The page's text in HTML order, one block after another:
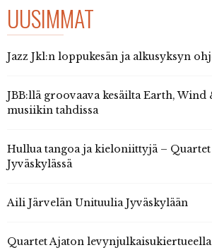
UUSIMMAT
Jazz Jkl:n loppukesän ja alkusyksyn
JBB:llä groovaava kesäilta Earth,
musiikin tahdissa
Hullua tangoa ja kieloniittyjä –
Jyväskylässä
Aili Järvelän Unituulia Jyväskylään
Quartet Ajaton levynjulkaisukiertueella